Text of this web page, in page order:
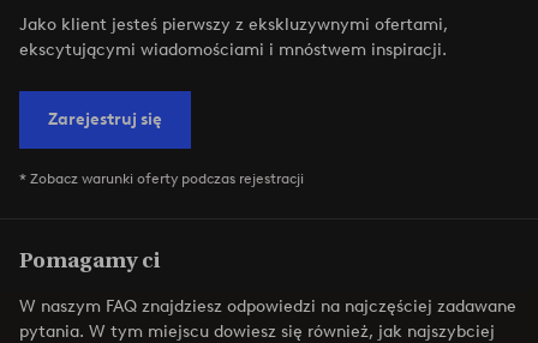
Jako klient jesteś pierwszy z ekskluzywnymi ofertami,
ekscytującymi wiadomościami i mnóstwem inspiracji.
Zarejestruj się
* Zobacz warunki oferty podczas rejestracji
Pomagamy ci
W naszym FAQ znajdziesz odpowiedzi na najczęściej zadawane
pytania. W tym miejscu dowiesz się również, jak najszybciej